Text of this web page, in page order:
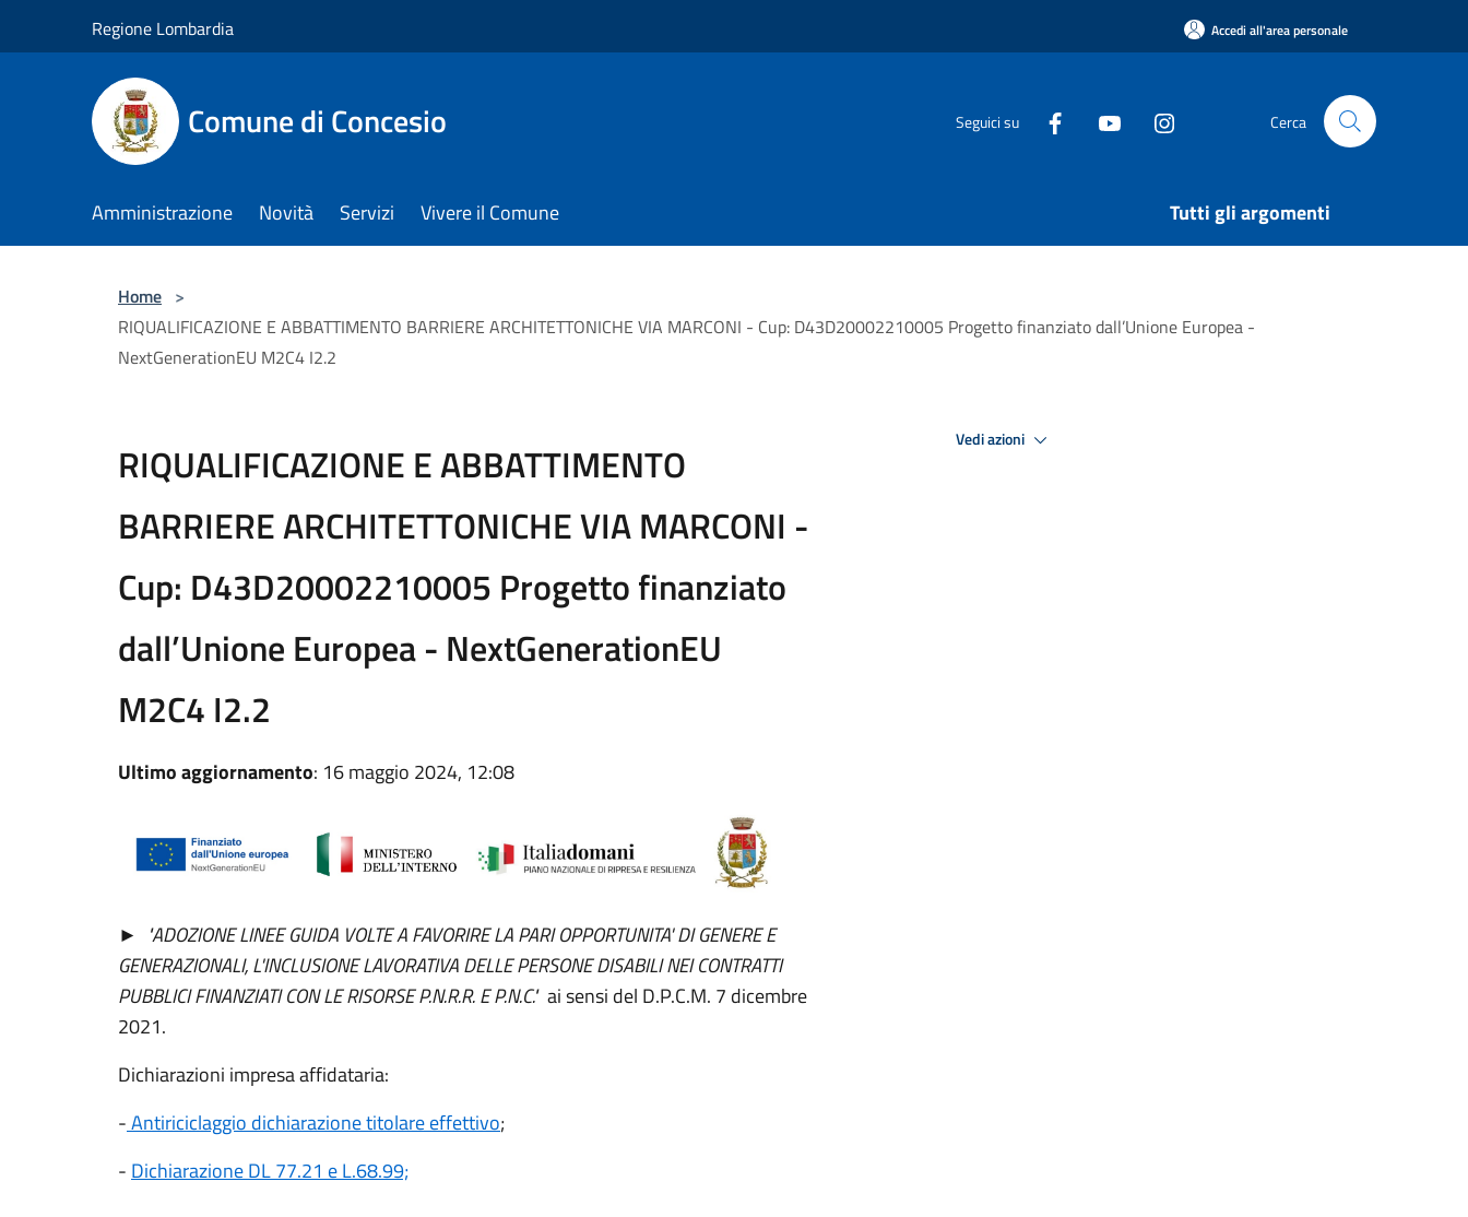
Regione Lombardia Accedi all'area personale
Comune di Concesio Seguici su Cerca
Amministrazione Novità Servizi Vivere il Comune Tutti gli argomenti
Home >
RIQUALIFICAZIONE E ABBATTIMENTO BARRIERE ARCHITETTONICHE VIA MARCONI - Cup: D43D20002210005 Progetto finanziato dall’Unione Europea -
NextGenerationEU M2C4 I2.2
RIQUALIFICAZIONE E ABBATTIMENTO
BARRIERE ARCHITETTONICHE VIA MARCONI -
Cup: D43D20002210005 Progetto finanziato
dall’Unione Europea - NextGenerationEU
M2C4 I2.2
Ultimo aggiornamento: 16 maggio 2024, 12:08
► "ADOZIONE LINEE GUIDA VOLTE A FAVORIRE LA PARI OPPORTUNITA' DI GENERE E
GENERAZIONALI, L'INCLUSIONE LAVORATIVA DELLE PERSONE DISABILI NEI CONTRATTI
PUBBLICI FINANZIATI CON LE RISORSE P.N.R.R. E P.N.C."ai sensi del D.P.C.M. 7 dicembre
2021.
Dichiarazioni impresa affidataria:
-Antiriciclaggio dichiarazione titolare effettivo;
- Dichiarazione DL 77.21 e L.68.99;
Vedi azioni